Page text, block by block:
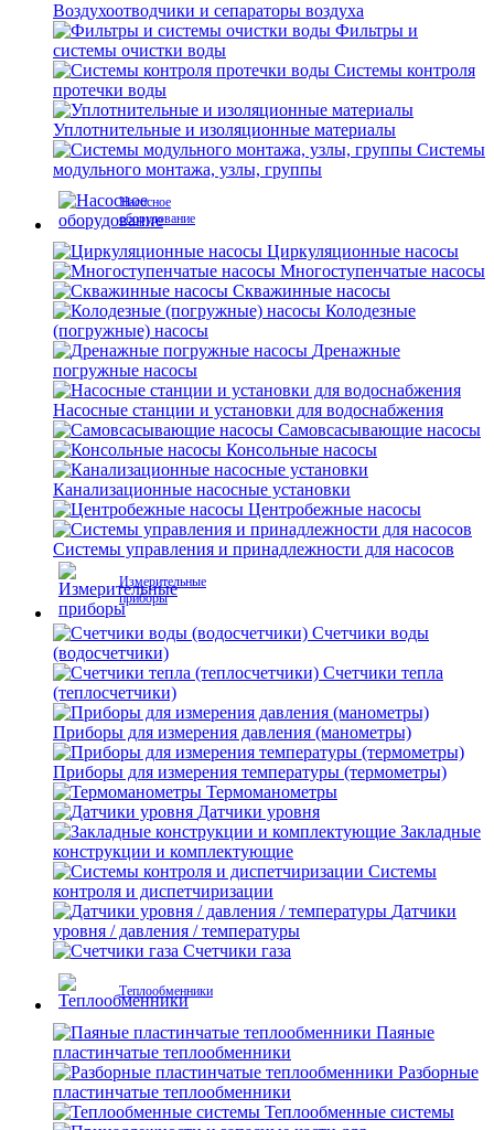
Воздухоотводчики и сепараторы воздуха
Фильтры и
системы очистки воды
Системы контроля
протечки воды
Уплотнительные и изоляционные материалы
Системы
модульного монтажа, узлы, группы
Насосное
оборудование
Циркуляционные насосы
Многоступенчатые насосы
Скважинные насосы
Колодезные
(погружные) насосы
Дренажные
погружные насосы
Насосные станции и установки для водоснабжения
Самовсасывающие насосы
Консольные насосы
Канализационные насосные установки
Центробежные насосы
Системы управления и принадлежности для насосов
Измерительные
приборы
Счетчики воды
(водосчетчики)
Счетчики тепла
(теплосчетчики)
Приборы для измерения давления (манометры)
Приборы для измерения температуры (термометры)
Термоманометры
Датчики уровня
Закладные
конструкции и комплектующие
Системы
контроля и диспетчиризации
Датчики
уровня / давления / температуры
Счетчики газа
Теплообменники
Паяные
пластинчатые теплообменники
Разборные
пластинчатые теплообменники
Теплообменные системы